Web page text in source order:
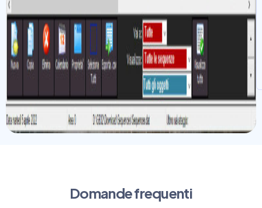
Domande frequenti